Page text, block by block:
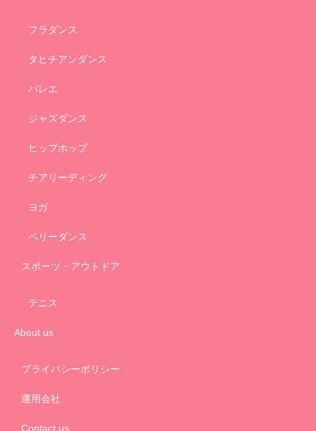
フラダンス
タヒチアンダンス
バレエ
ジャズダンス
ヒップホップ
チアリーディング
ヨガ
ベリーダンス
スポーツ・アウトドア
テニス
About us
プライバシーポリシー
運用会社
Contact us